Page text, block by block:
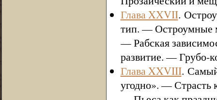
Глава XXVII.
тип. — Остроумные
— Рабская
развитие. — Грубо-
Глава XXVIII.
угодно». —